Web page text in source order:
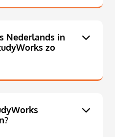
Nederlands in
zo